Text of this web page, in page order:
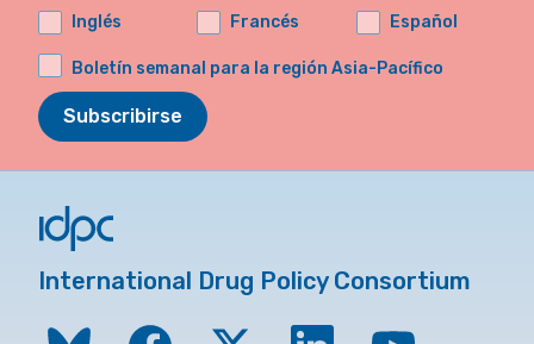
Inglés
Francés Español
Boletín semanal para la región Asia-Pacífico
Subscribirse
International Drug Policy Consortium